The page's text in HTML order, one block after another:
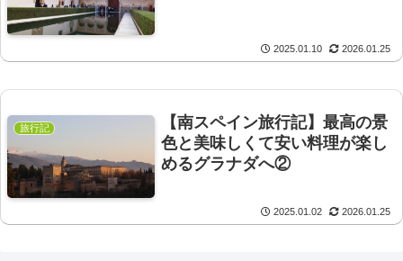
2025.01.10 2026.01.25
旅行記
【南スペイン旅行記】最高の景
色と美味しくて安い料理が楽し
めるグラナダへ②
2025.01.02 2026.01.25